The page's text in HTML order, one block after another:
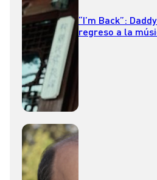
“I’m Back”:
regreso a la